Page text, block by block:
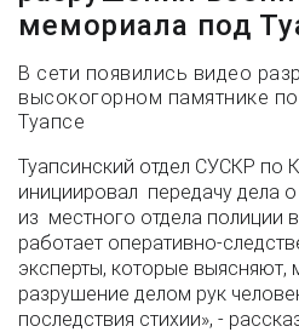
мемориала под
В сети появились видео
высокогорном памятнике
Туапсе
Туапсинский отдел СУСКР по
инициировал передачу дела
из местного отдела полиции
работает оперативно-
эксперты, которые выясняют,
разрушение делом рук
последствия стихии», -